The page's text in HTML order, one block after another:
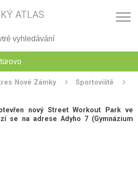
ATLAS 
Nové Zámky
Sportoviště
nový Street Workout Park ve
se na adrese Adyho 7 (Gymnázium